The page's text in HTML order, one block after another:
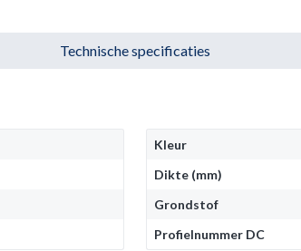
Technische specificaties
Kleur
Dikte (mm)
Grondstof
Profielnummer DC